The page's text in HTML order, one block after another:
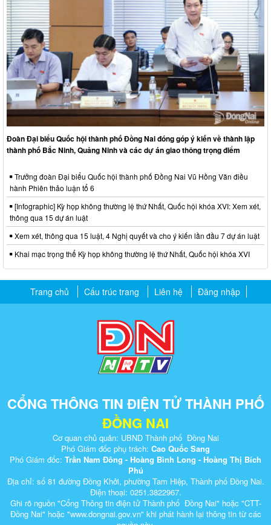
Đoàn Đại biểu Quốc hội thành phố Đồng Nai đóng góp ý kiến về thành lập
thành phố Bắc Ninh, Quảng Ninh và các dự án giao thông trọng điểm
Trưởng đoàn Đại biểu Quốc hội thành phố Đồng Nai Vũ Hồng Văn điều
hành Phiên thảo luận tổ 6
[Infographic] Kỳ họp không thường lệ thứ Nhất, Quốc hội khóa XVI: Xem xét,
thông qua 15 dự án luật
Xem xét, thông qua 15 luật, 4 Nghị quyết và cho ý kiến lần đầu 7 dự án luật
Khai mạc trọng thể Kỳ họp không thường lệ thứ Nhất, Quốc hội khóa XVI
Trang chủ Cấu trúc trang Liên hệ Đăng nhập
CỔNG THÔNG TIN ĐIỆN TỬ THÀNH PHỐ
ĐỒNG NAI
Cơ quan chủ quản: UBND Thành phố Đồng Nai
Phó Giám đốc phụ trách: Cao Quốc Sang
Phó Giám đốc: Trần Nam Đông - Hoàng Bình Long - Hoàng Thị Bích
Phú
Địa chỉ: số 81 đường Đồng Khởi, phường Tam Hiệp, Thành phố Đồng Nai.
Điện thoại: 0251.3822967.
Ghi rõ nguồn "Cổng Thông tin điện tử Thành phố Đồng Nai" hoặc "CTT-
Đồng Nai" hoặc "www.dongnai.g​ov.vn" khi ​phát hành lại thông tin từ các